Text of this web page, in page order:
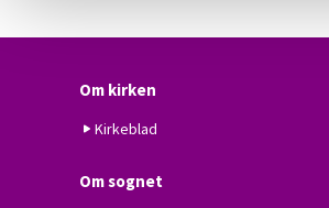
Om kirken
Kirkeblad
Om sognet